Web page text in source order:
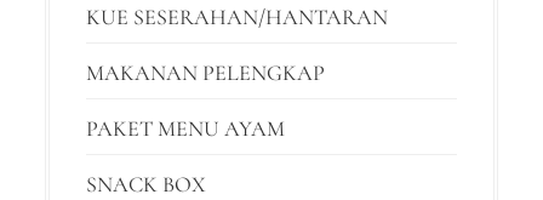
KUE SESERAHAN/HANTARAN
MAKANAN PELENGKAP
PAKET MENU AYAM
SNACK BOX